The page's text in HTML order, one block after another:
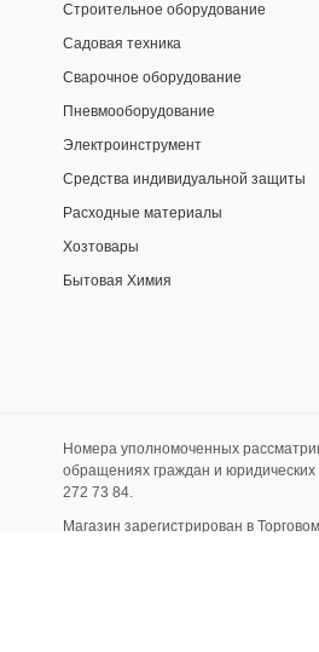
Строительное оборудование
Садовая техника
Сварочное оборудование
Пневмооборудование
Электроинструмент
Средства индивидуальной защиты
Расходные материалы
Хозтовары
Бытовая Химия
Номера уполномоченных
обращениях граждан и юридических
272 73 84.
Магазин зарегистрирован в